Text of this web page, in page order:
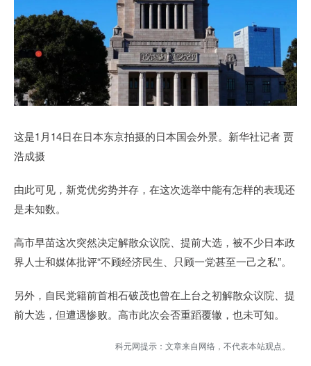
这是1月14日在日本东京拍摄的日本国会外景。新华社记者 贾
浩成摄
由此可见，新党优劣势并存，在这次选举中能有怎样的表现还
是未知数。
高市早苗这次突然决定解散众议院、提前大选，被不少日本政
界人士和媒体批评“不顾经济民生、只顾一党甚至一己之私”。
另外，自民党籍前首相石破茂也曾在上台之初解散众议院、提
前大选，但遭遇惨败。高市此次会否重蹈覆辙，也未可知。
科元网提示：文章来自网络，不代表本站观点。